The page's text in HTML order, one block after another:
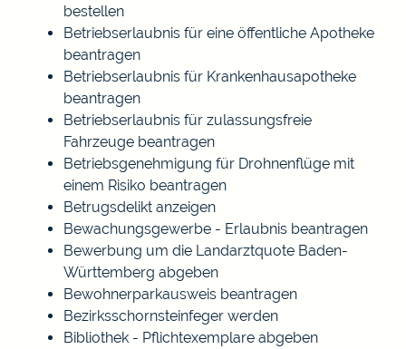
bestellen
Betriebserlaubnis für eine öffentliche Apotheke
beantragen
Betriebserlaubnis für Krankenhausapotheke
beantragen
Betriebserlaubnis für zulassungsfreie
Fahrzeuge beantragen
Betriebsgenehmigung für Drohnenflüge mit
einem Risiko beantragen
Betrugsdelikt anzeigen
Bewachungsgewerbe - Erlaubnis beantragen
Bewerbung um die Landarztquote Baden-
Württemberg abgeben
Bewohnerparkausweis beantragen
Bezirksschornsteinfeger werden
Bibliothek - Pflichtexemplare abgeben